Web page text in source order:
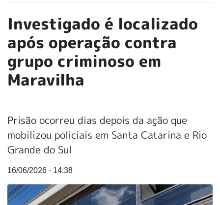
Investigado é localizado
após operação contra
grupo criminoso em
Maravilha
Prisão ocorreu dias depois da ação que
mobilizou policiais em Santa Catarina e Rio
Grande do Sul
16/06/2026 - 14:38